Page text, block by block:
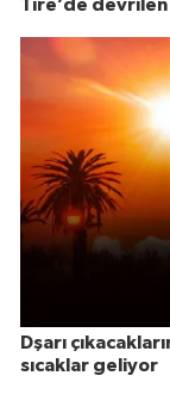
Tire’de
Dşarı
sıcaklar geliyor